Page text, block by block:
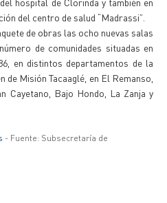
del centro de salud “Madrassi”.
de obras las ocho nuevas salas
de comunidades situadas en
en distintos departamentos de la
Misión Tacaaglé, en El Remanso,
Cayetano, Bajo Hondo, La Zanja y
- Fuente: Subsecretaría de